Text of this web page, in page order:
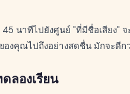
45 นาทีไปยังศูนย์ "ที่มีชื่อเสียง
งคุณไปถึงอย่างสดชื่น มักจะดีก
ลองเรียน